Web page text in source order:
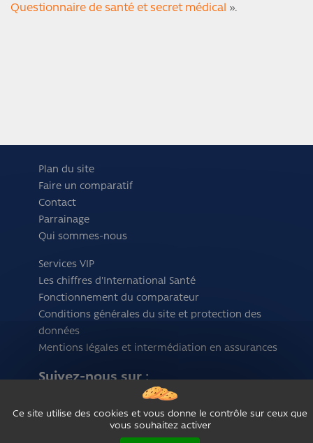
Questionnaire de santé et secret médical ».
Plan du site
Faire un comparatif
Contact
Parrainage
Qui sommes-nous
Services VIP
Les chiffres d'International Santé
Fonctionnement du comparateur
Conditions générales du site et protection des
données
Mentions légales et intermédiation en assurances
Suivez-nous sur :
Ce site utilise des cookies et vous donne le contrôle sur ceux que
vous souhaitez activer